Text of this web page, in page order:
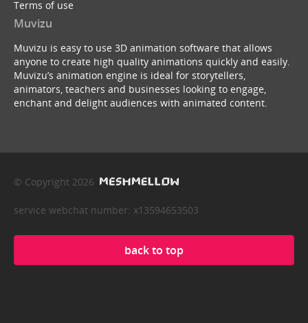
Terms of use
Muvizu
Muvizu is easy to use 3D animation software that allows
anyone to create high quality animations quickly and easily.
Muvizu’s animation engine is ideal for storytellers,
animators, teachers and businesses looking to engage,
enchant and delight audiences with animated content.
© Copyright 2026
service webchat number: x13594653503
back to top